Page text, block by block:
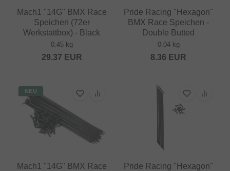
Mach1 "14G" BMX Race
Speichen (72er
Werkstattbox) - Black
0.45 kg
29.37 EUR
Pride Racing "Hexagon"
BMX Race Speichen -
Double Butted
0.04 kg
8.36 EUR
NEU
Mach1 "14G" BMX Race
Pride Racing "Hexagon"